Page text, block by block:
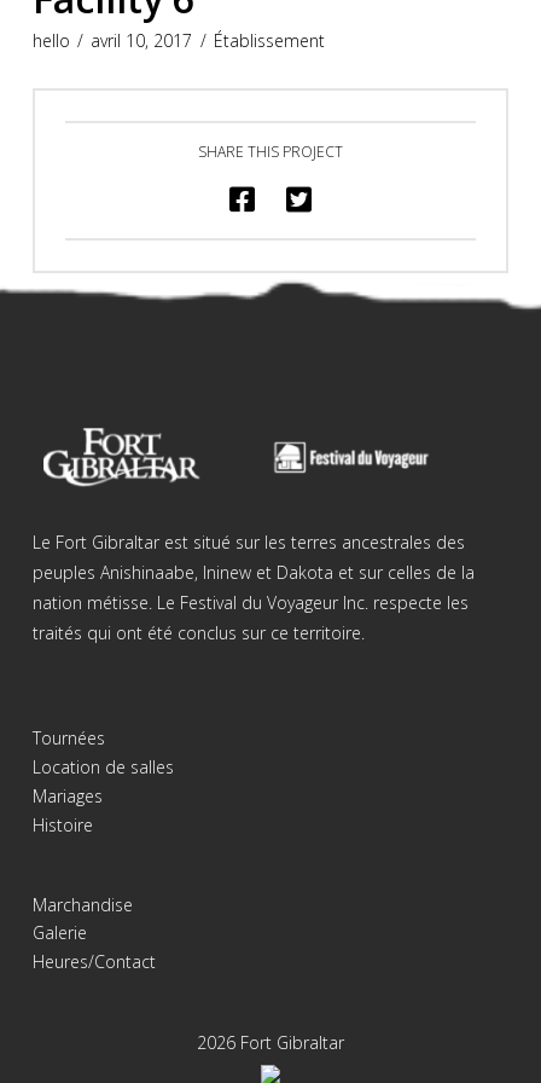
hello avril 10, 2017 Établissement
SHARE THIS PROJECT
Le Fort Gibraltar est situé sur les terres ancestrales des
peuples Anishinaabe, Ininew et Dakota et sur celles de la
nation métisse. Le Festival du Voyageur Inc. respecte les
traités qui ont été conclus sur ce territoire.
Tournées
Location de salles
Mariages
Histoire
Marchandise
Galerie
Heures/Contact
2026 Fort Gibraltar